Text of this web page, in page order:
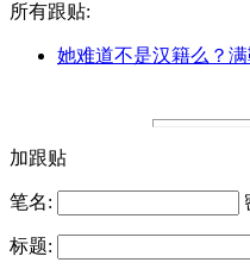
所有跟贴:
她难道不是汉籍么？
加跟贴
笔名:
标题: